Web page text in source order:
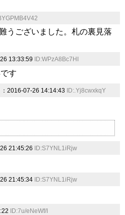
うございました。札の裏見落
13:33:59 ID:WPzA8Bc7HI
す
：2016-07-26 14:14:43 ID:.Yj8cwxkqY
21:45:26 ID:S7YNL1iRjw
21:45:34 ID:S7YNL1iRjw
ID:7u/eNeWf/I